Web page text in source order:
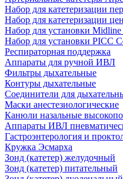
Набор для катетеризации
Набор для катетеризации
Набор для установки Midline
Набор для установки PICC
Респираторная поддержка
Аппараты для ручной ИВЛ
Фильтры дыхательные
Контуры дыхательные
Соединители для
Маски анестезиологические
Канюли назальные
Аппараты ИВЛ
Гастроэнтерология и
Кружка Эсмарха
Зонд (катетер) желудочный
Зонд (катетер) питательный